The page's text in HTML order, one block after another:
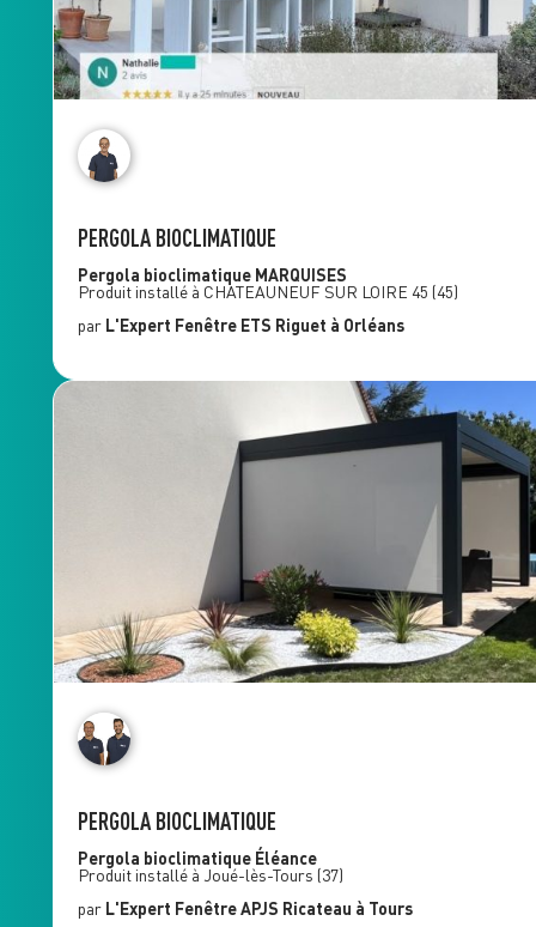
PERGOLA BIOCLIMATIQUE
Pergola bioclimatique MARQUISES
Produit installé à CHATEAUNEUF SUR LOIRE 45 (45)
par L'Expert Fenêtre ETS Riguet à Orléans
PERGOLA BIOCLIMATIQUE
Pergola bioclimatique Éléance
Produit installé à Joué-lès-Tours (37)
par L'Expert FenêtreAPJS Ricateau à Tours